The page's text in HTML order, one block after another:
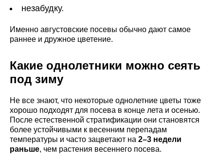
незабудку.
Именно августовские посевы обычно дают самое
раннее и дружное цветение.
Какие однолетники можно сеять
под зиму
Не все знают, что некоторые однолетние цветы тоже
хорошо подходят для посева в конце лета и осенью.
После естественной стратификации они становятся
более устойчивыми к весенним перепадам
температуры и часто зацветают на 2–3 недели
раньше, чем растения весеннего посева.